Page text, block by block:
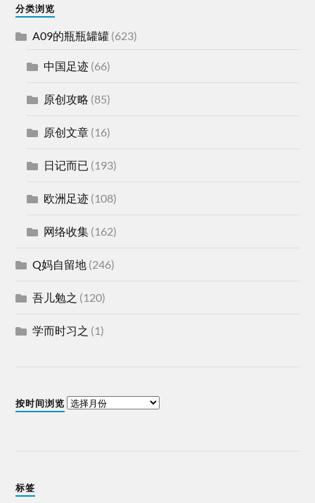
分类浏览
A09的瓶瓶罐罐 (623)
中国足迹 (66)
原创攻略 (85)
原创文章 (16)
日记而已 (193)
欧洲足迹 (108)
网络收集 (162)
Q妈自留地 (246)
吾儿勉之 (120)
学而时习之 (1)
按时间浏览
标签